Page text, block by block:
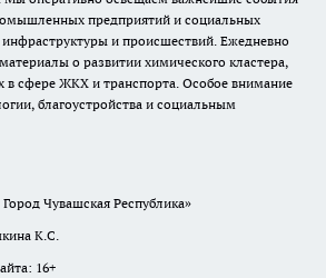
предприятий и социальных
и происшествий. Ежедневно
о развитии химического кластера,
в сфере ЖКХ и транспорта. Особое внимание
благоустройства и социальным
Чувашская Республика»
К.С.
16+